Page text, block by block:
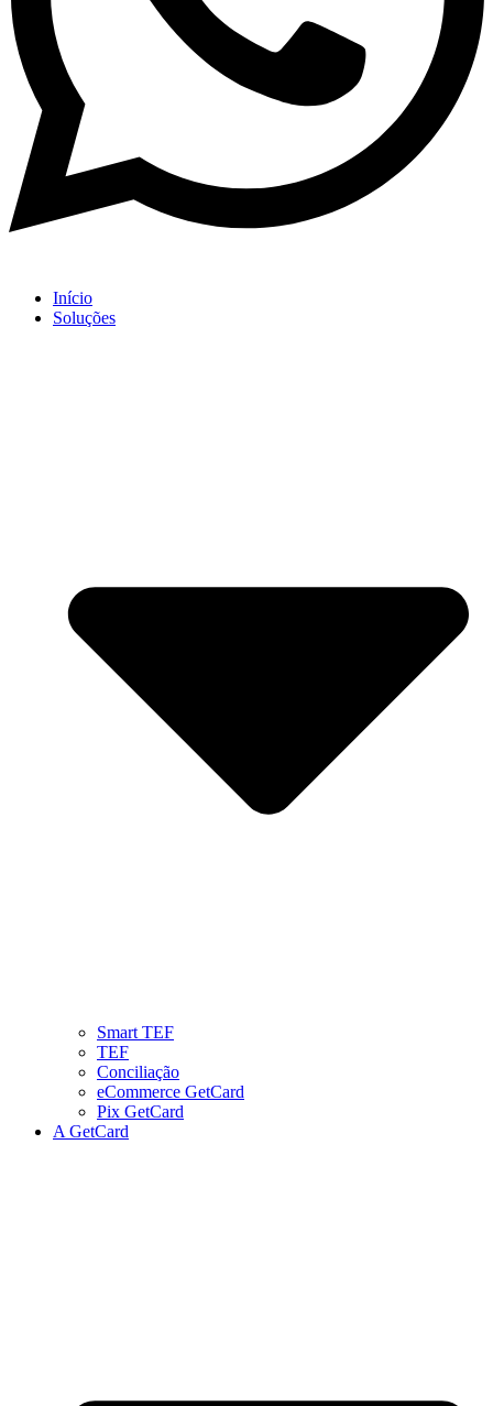
Início
Soluções
Smart TEF
TEF
Conciliação
eCommerce GetCard
Pix GetCard
A GetCard